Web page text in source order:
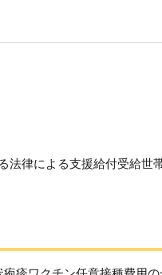
法律による支援給付受給世